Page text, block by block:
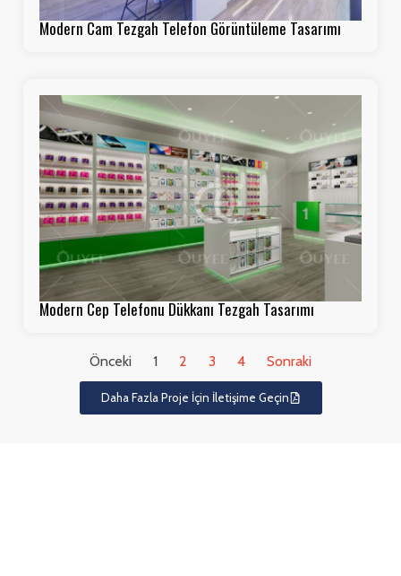
Modern Cam Tezgah Telefon Görüntüleme Tasarımı
Modern Cep Telefonu Dükkanı Tezgah Tasarımı
Önceki 1 2 3 4 Sonraki
Daha Fazla Proje İçin İletişime Geçin